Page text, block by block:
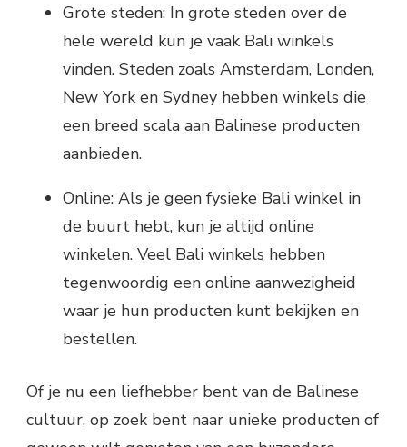
Grote steden: In grote steden over de
hele wereld kun je vaak Bali winkels
vinden. Steden zoals Amsterdam, Londen,
New York en Sydney hebben winkels die
een breed scala aan Balinese producten
aanbieden.
Online: Als je geen fysieke Bali winkel in
de buurt hebt, kun je altijd online
winkelen. Veel Bali winkels hebben
tegenwoordig een online aanwezigheid
waar je hun producten kunt bekijken en
bestellen.
Of je nu een liefhebber bent van de Balinese
cultuur, op zoek bent naar unieke producten of